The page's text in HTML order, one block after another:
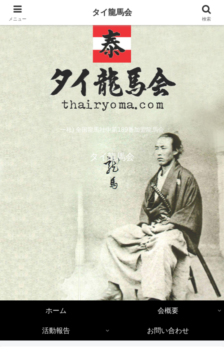
一社) 全国龍馬社中第189番加盟龍馬会
タイ龍馬会
ホーム 会概要
活動報告 お問い合わせ
メニュー
タイ龍馬会
検索